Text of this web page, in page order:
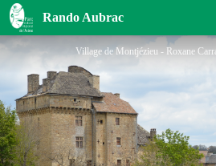
Rando Aubrac
EGLISE DE MONTJÉZIEU